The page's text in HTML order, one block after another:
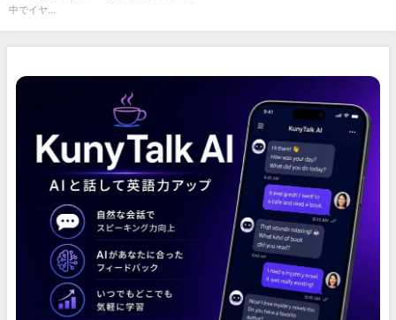
中でイヤ...